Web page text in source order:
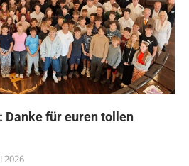
Danke für euren tollen
2026